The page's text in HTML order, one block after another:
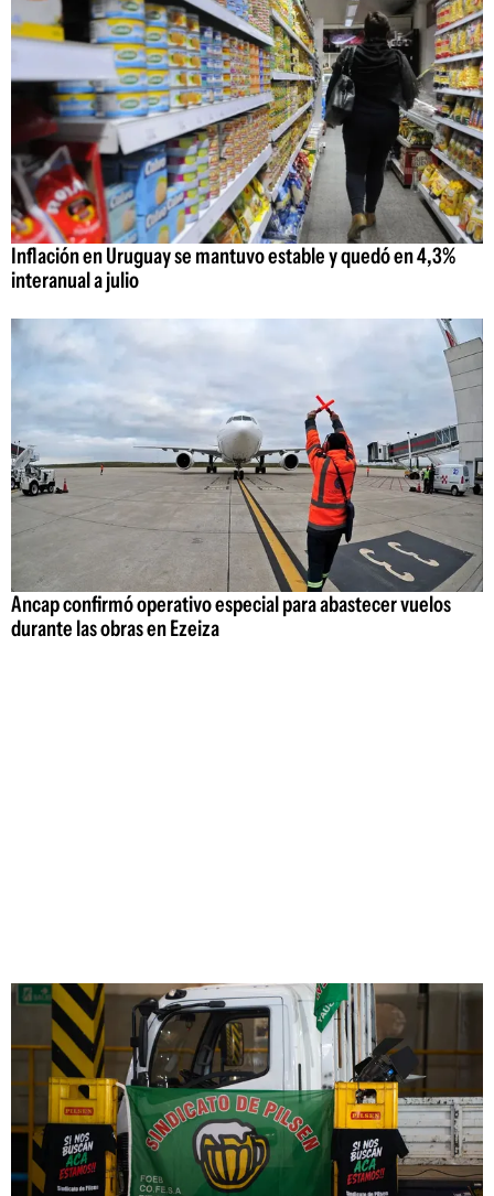
Inflación en Uruguay se mantuvo estable y quedó en 4,3%
interanual a julio
Ancap confirmó operativo especial para abastecer vuelos
durante las obras en Ezeiza